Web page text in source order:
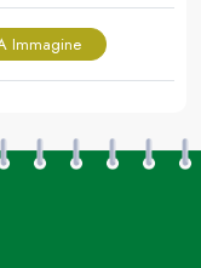
Immagine